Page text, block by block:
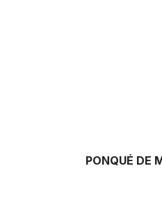
PONQUÉ DE